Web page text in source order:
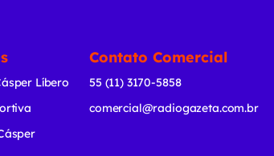
Líbero
Contato Comercial
55 (11) 3170-5858
comercial@radiogazeta.com.br